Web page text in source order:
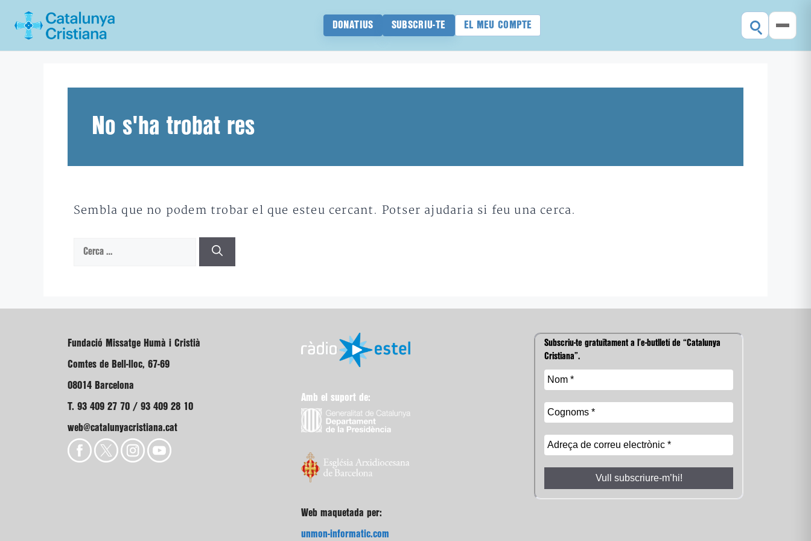
DONATIUS SUBSCRIU-TE EL MEU COMPTE
No s'ha trobat res
Sembla que no podem trobar el que esteu cercant. Potser ajudaria si feu una cerca.
Cerca:
Fundació Missatge Humà i Cristià
Comtes de Bell-lloc, 67-69
08014 Barcelona
T. 93 409 27 70 / 93 409 28 10
web@catalunyacristiana.cat
Amb el suport de:
Web maquetada per:
unmon-informatic.com
Subscriu-te gratuïtament a l’e-butlletí de “Catalunya
Cristiana”.